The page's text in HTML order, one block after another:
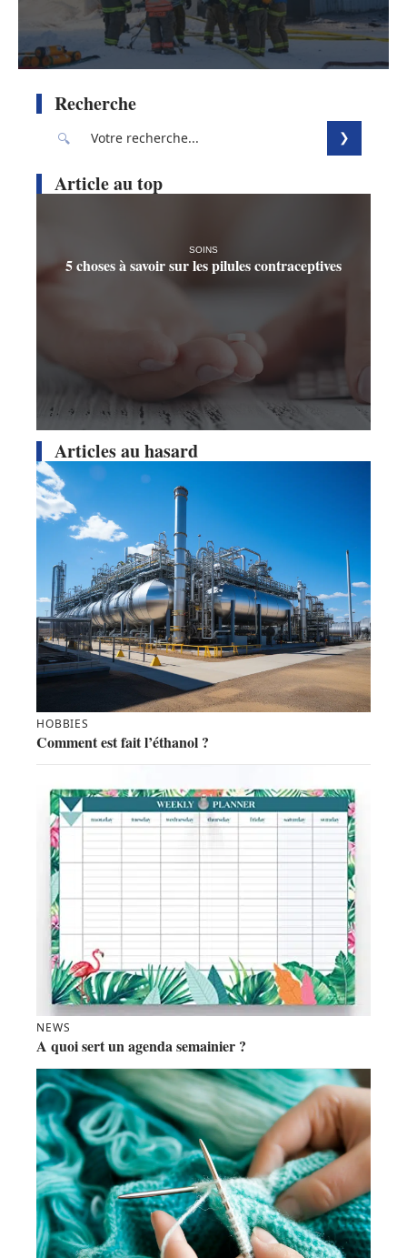
Recherche
Article au top
SOINS
5 choses à savoir sur les pilules contraceptives
Articles au hasard
HOBBIES
Comment est fait l’éthanol ?
NEWS
A quoi sert un agenda semainier ?